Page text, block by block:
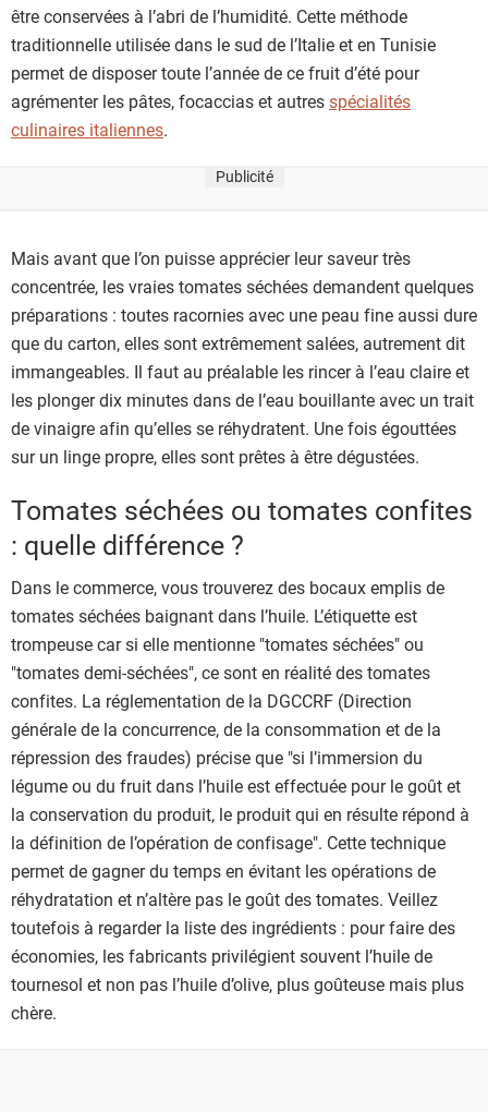
être conservées à l’abri de l’humidité. Cette méthode
traditionnelle utilisée dans le sud de l’Italie et en Tunisie
permet de disposer toute l’année de ce fruit d’été pour
agrémenter les pâtes, focaccias et autresspécialités
culinaires italiennes.
Publicité
Mais avant que l’on puisse apprécier leur saveur très
concentrée, les vraies tomates séchées demandent quelques
préparations : toutes racornies avec une peau fine aussi dure
que du carton, elles sont extrêmement salées, autrement dit
immangeables. Il faut au préalable les rincer à l’eau claire et
les plonger dix minutes dans de l’eau bouillante avec un trait
de vinaigre afin qu’elles se réhydratent. Une fois égouttées
sur un linge propre, elles sont prêtes à être dégustées.
Tomates séchées ou tomates confites
: quelle différence ?
Dans le commerce, vous trouverez des bocaux emplis de
tomates séchées baignant dans l’huile. L’étiquette est
trompeuse car si elle mentionne "tomates séchées" ou
"tomates demi-séchées", ce sont en réalité des tomates
confites. La réglementation de la DGCCRF (Direction
générale de la concurrence, de la consommation et de la
répression des fraudes) précise que "si l’immersion du
légume ou du fruit dans l’huile est effectuée pour le goût et
la conservation du produit, le produit qui en résulte répond à
la définition de l’opération de confisage". Cette technique
permet de gagner du temps en évitant les opérations de
réhydratation et n’altère pas le goût des tomates. Veillez
toutefois à regarder la liste des ingrédients : pour faire des
économies, les fabricants privilégient souvent l’huile de
tournesol et non pas l’huile d’olive, plus goûteuse mais plus
chère.